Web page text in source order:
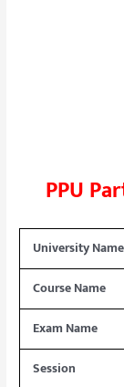
PPU
University Name
Course Name
Exam Name
Session